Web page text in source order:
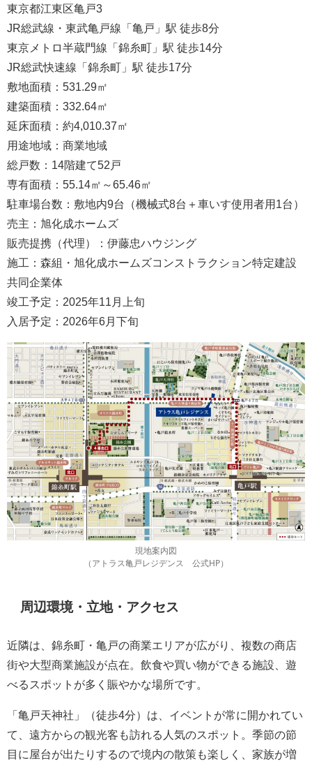
東京都江東区亀戸3
JR総武線・東武亀戸線「亀戸」駅 徒歩8分
東京メトロ半蔵門線「錦糸町」駅 徒歩14分
JR総武快速線「錦糸町」駅 徒歩17分
敷地面積：531.29㎡
建築面積：332.64㎡
延床面積：約4,010.37㎡
用途地域：商業地域
総戸数：14階建て52戸
専有面積：55.14㎡～65.46㎡
駐車場台数：敷地内9台（機械式8台＋車いす使用者用1台）
売主：旭化成ホームズ
販売提携（代理）：伊藤忠ハウジング
施工：森組・旭化成ホームズコンストラクション特定建設
共同企業体
竣工予定：2025年11月上旬
入居予定：2026年6月下旬
現地案内図
（アトラス亀戸レジデンス 公式HP）
周辺環境・立地・アクセス
近隣は、錦糸町・亀戸の商業エリアが広がり、複数の商店
街や大型商業施設が点在。飲食や買い物ができる施設、遊
べるスポットが多く賑やかな場所です。
「亀戸天神社」（徒歩4分）は、イベントが常に開かれてい
て、遠方からの観光客も訪れる人気のスポット。季節の節
目に屋台が出たりするので境内の散策も楽しく、家族が増